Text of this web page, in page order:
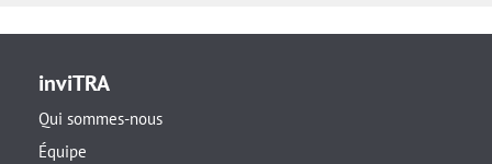
inviTRA
Qui sommes-nous
Équipe